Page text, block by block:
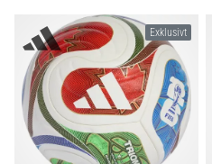
Exklusivt